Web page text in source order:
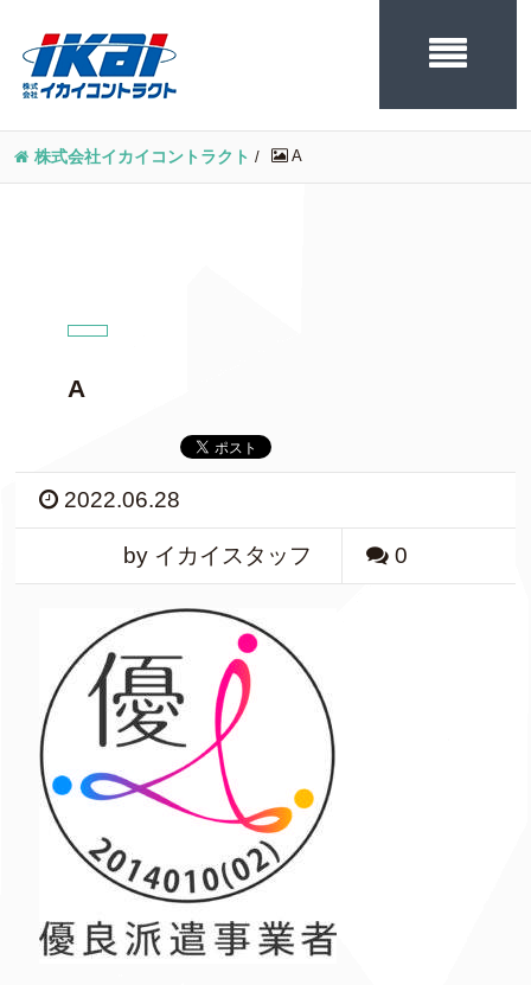
株式会社イカイコントラクト / A
A
2022.06.28
by イカイスタッフ 0